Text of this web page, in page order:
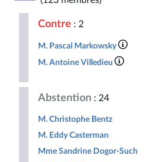
Républicaine
Contre : 2
M. Pascal Markowsky
M. Antoine Villedieu
Abstention : 24
M. Christophe Bentz
M. Eddy Casterman
Mme Sandrine Dogor-Such